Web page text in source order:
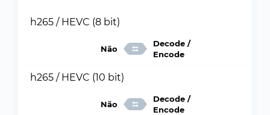
h265 / HEVC (8 bit)
Não
Decode /
Encode
h265 / HEVC (10 bit)
Não
Decode /
Encode